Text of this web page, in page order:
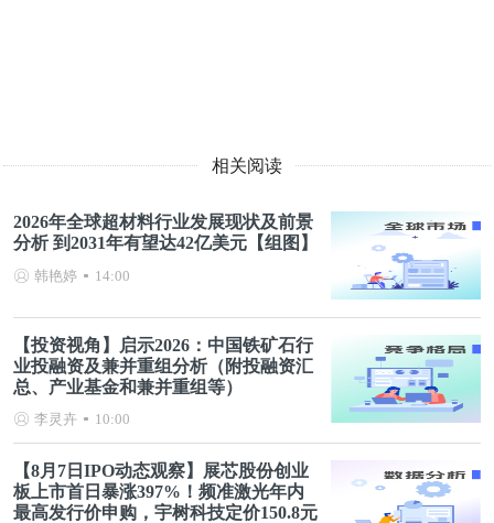
相关阅读
2026年全球超材料行业发展现状及前景
分析 到2031年有望达42亿美元【组图】
韩艳婷 14:00
【投资视角】启示2026：中国铁矿石行
业投融资及兼并重组分析（附投融资汇
总、产业基金和兼并重组等）
李灵卉 10:00
【8月7日IPO动态观察】展芯股份创业
板上市首日暴涨397%！频准激光年内
最高发行价申购，宇树科技定价150.8元